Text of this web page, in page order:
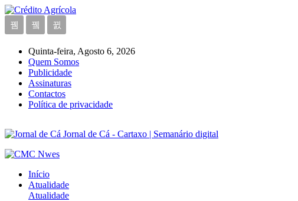
Quinta-feira, Agosto 6, 2026
Quem Somos
Publicidade
Assinaturas
Contactos
Política de privacidade
Jornal de Cá - Cartaxo | Semanário digital
Início
Atualidade
Atualidade